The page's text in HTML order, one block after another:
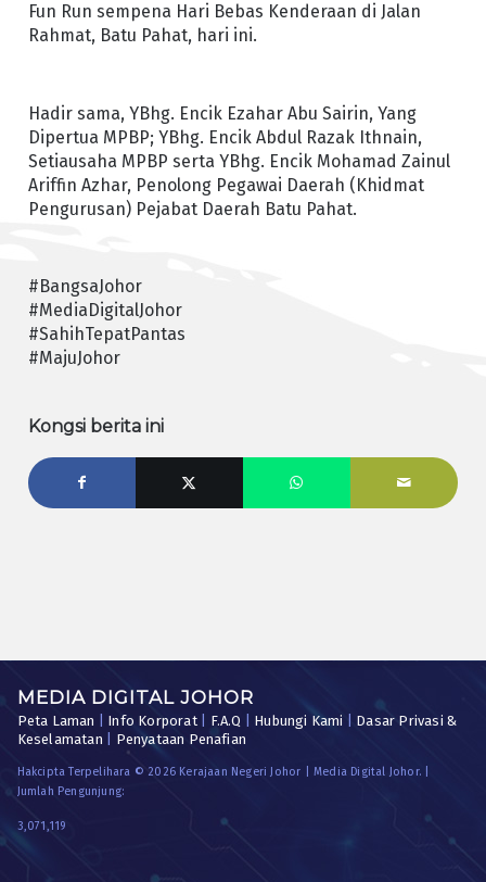
Fun Run sempena Hari Bebas Kenderaan di Jalan
Rahmat, Batu Pahat, hari ini.
Hadir sama, YBhg. Encik Ezahar Abu Sairin, Yang
Dipertua MPBP; YBhg. Encik Abdul Razak Ithnain,
Setiausaha MPBP serta YBhg. Encik Mohamad Zainul
Ariffin Azhar, Penolong Pegawai Daerah (Khidmat
Pengurusan) Pejabat Daerah Batu Pahat.
#BangsaJohor
#MediaDigitalJohor
#SahihTepatPantas
#MajuJohor
Kongsi berita ini
MEDIA DIGITAL JOHOR
Peta Laman Info Korporat| F.A.Q Hubungi Kami
Dasar Privasi &
Keselamatan
Penyataan Penafian
Hakcipta Terpelihara © 2026 Kerajaan Negeri Johor | Media Digital Johor. |
Jumlah Pengunjung:
3,071,119